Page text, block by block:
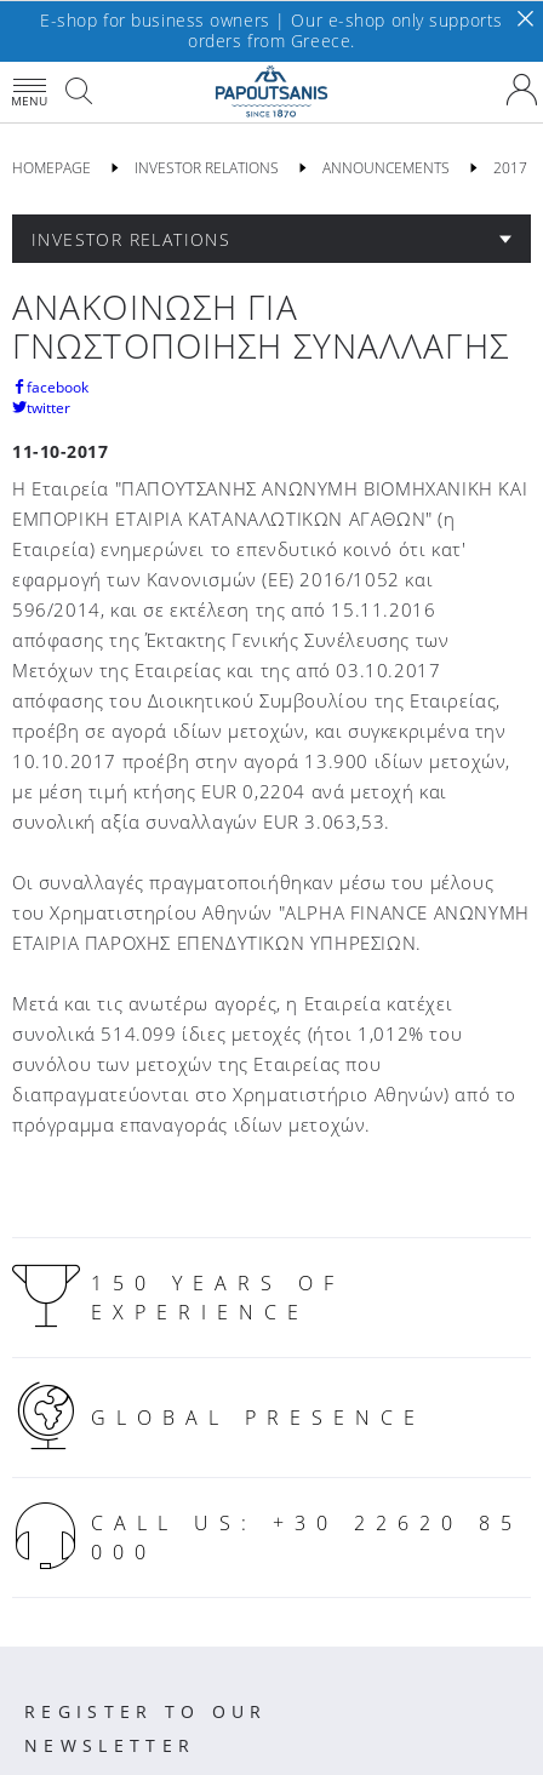
E-shop for business owners | Our e-shop only supports
orders from Greece.
MENU
HOMEPAGE INVESTOR RELATIONS ANNOUNCEMENTS 2017
INVESTOR RELATIONS
ΑΝΑΚΟΙΝΩΣΗ ΓΙΑ
ΓΝΩΣΤΟΠΟΙΗΣΗ ΣΥΝΑΛΛΑΓΗΣ
facebook
twitter
11-10-2017
Η Εταιρεία "ΠΑΠΟΥΤΣΑΝΗΣ ΑΝΩΝΥΜΗ ΒΙΟΜΗΧΑΝΙΚΗ ΚΑΙ
ΕΜΠΟΡΙΚΗ ΕΤΑΙΡΙΑ ΚΑΤΑΝΑΛΩΤΙΚΩΝ ΑΓΑΘΩΝ" (η
Εταιρεία) ενημερώνει το επενδυτικό κοινό ότι κατ'
εφαρμογή των Κανονισμών (ΕΕ) 2016/1052 και
596/2014, και σε εκτέλεση της από 15.11.2016
απόφασης της Έκτακτης Γενικής Συνέλευσης των
Μετόχων της Εταιρείας και της από 03.10.2017
απόφασης του Διοικητικού Συμβουλίου της Εταιρείας,
προέβη σε αγορά ιδίων μετοχών, και συγκεκριμένα την
10.10.2017 προέβη στην αγορά 13.900 ιδίων μετοχών,
με μέση τιμή κτήσης EUR 0,2204 ανά μετοχή και
συνολική αξία συναλλαγών EUR 3.063,53.
Οι συναλλαγές πραγματοποιήθηκαν μέσω του μέλους
του Χρηματιστηρίου Αθηνών "ALPHA FINANCE ΑΝΩΝΥΜΗ
ΕΤΑΙΡΙΑ ΠΑΡΟΧΗΣ ΕΠΕΝΔΥΤΙΚΩΝ ΥΠΗΡΕΣΙΩΝ.
Μετά και τις ανωτέρω αγορές, η Εταιρεία κατέχει
συνολικά 514.099 ίδιες μετοχές (ήτοι 1,012% του
συνόλου των μετοχών της Εταιρείας που
διαπραγματεύονται στο Χρηματιστήριο Αθηνών) από το
πρόγραμμα επαναγοράς ιδίων μετοχών.
150 YEARS OF
EXPERIENCE
GLOBAL PRESENCE
CALL US: +30 22620 85
000
REGISTER TO OUR
NEWSLETTER